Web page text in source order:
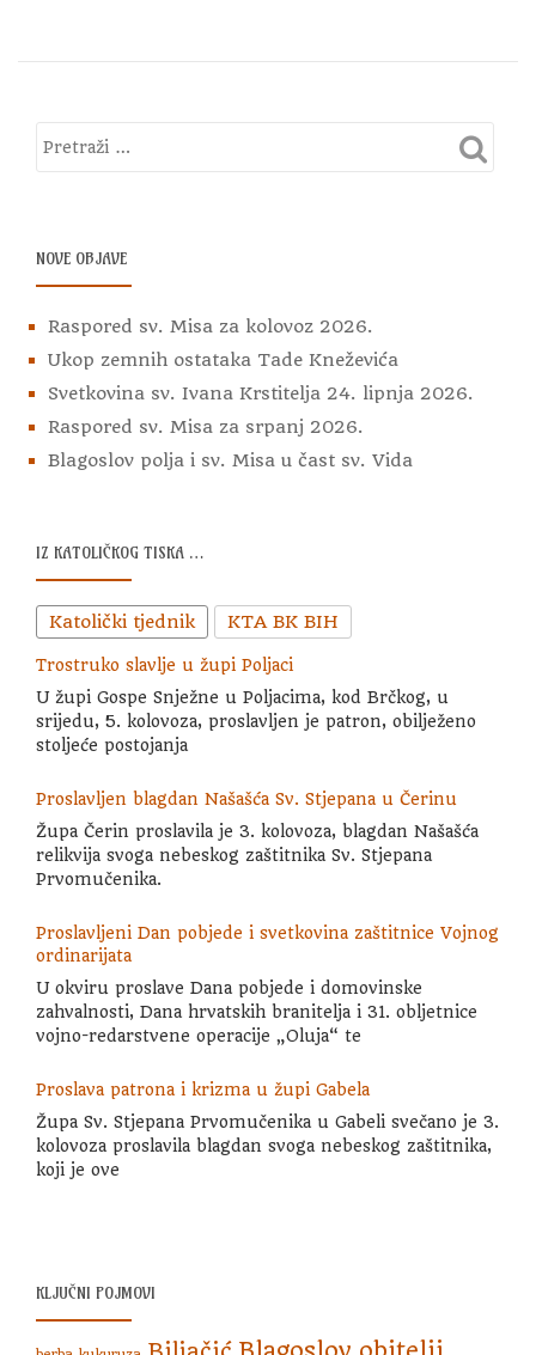
NOVE OBJAVE
Raspored sv. Misa za kolovoz 2026.
Ukop zemnih ostataka Tade Kneževića
Svetkovina sv. Ivana Krstitelja 24. lipnja 2026.
Raspored sv. Misa za srpanj 2026.
Blagoslov polja i sv. Misa u čast sv. Vida
IZ KATOLIČKOG TISKA …
Katolički tjednik KTA BK BIH
Trostruko slavlje u župi Poljaci
U župi Gospe Snježne u Poljacima, kod Brčkog, u
srijedu, 5. kolovoza, proslavljen je patron, obilježeno
stoljeće postojanja
Proslavljen blagdan Našašća Sv. Stjepana u Čerinu
Župa Čerin proslavila je 3. kolovoza, blagdan Našašća
relikvija svoga nebeskog zaštitnika Sv. Stjepana
Prvomučenika.
Proslavljeni Dan pobjede i svetkovina zaštitnice Vojnog
ordinarijata
U okviru proslave Dana pobjede i domovinske
zahvalnosti, Dana hrvatskih branitelja i 31. obljetnice
vojno-redarstvene operacije „Oluja“ te
Proslava patrona i krizma u župi Gabela
Župa Sv. Stjepana Prvomučenika u Gabeli svečano je 3.
kolovoza proslavila blagdan svoga nebeskog zaštitnika,
koji je ove
KLJUČNI POJMOVI